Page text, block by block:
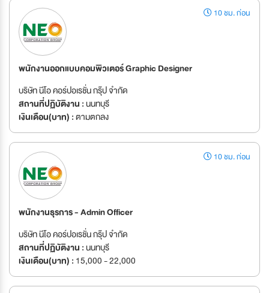
10 ชม. ก่อน
พนักงานออกแบบคอมพิวเตอร์ Graphic Designer
บริษัท นีโอ คอร์ปอเรชั่น กรุ๊ป จำกัด
สถานที่ปฏิบัติงาน :นนทบุรี
เงินเดือน(บาท) :ตามตกลง
10 ชม. ก่อน
พนักงานธุรการ - Admin Officer
บริษัท นีโอ คอร์ปอเรชั่น กรุ๊ป จำกัด
สถานที่ปฏิบัติงาน :นนทบุรี
เงินเดือน(บาท) : 15,000 - 22,000